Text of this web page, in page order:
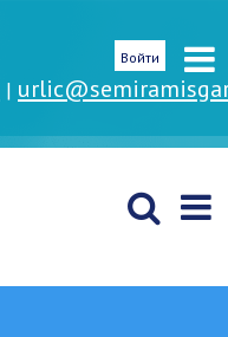
|
Войти